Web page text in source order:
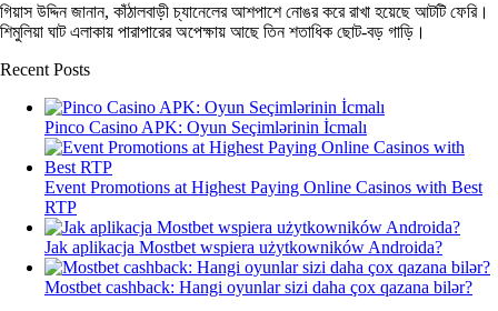
গিয়াস উদ্দিন জানান, কাঁঠালবাড়ী চ্যানেলের আশপাশে নোঙর করে রাখা হয়েছে আটটি ফেরি।
শিমুলিয়া ঘাট এলাকায় পারাপারের অপেক্ষায় আছে তিন শতাধিক ছোট-বড় গাড়ি।
Recent Posts
Pinco Casino APK: Oyun Seçimlərinin İcmalı
Event Promotions at Highest Paying Online Casinos with Best
RTP
Jak aplikacja Mostbet wspiera użytkowników Androida?
Mostbet cashback: Hangi oyunlar sizi daha çox qazana bilər?